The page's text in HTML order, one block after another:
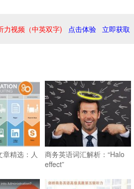
力视频（中英双字) 点击体验 立即获取
章精选：人
商务英语词汇解析：“Halo
effect”